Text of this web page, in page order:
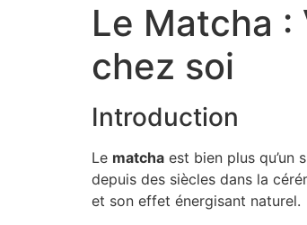
Le Matcha
chez soi
Introduction
Le matcha est bien plus qu’un
depuis des siècles dans la
et son effet énergisant naturel.